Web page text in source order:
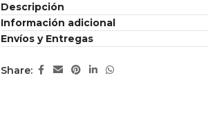
Descripción
Información adicional
Envíos y Entregas
Share: